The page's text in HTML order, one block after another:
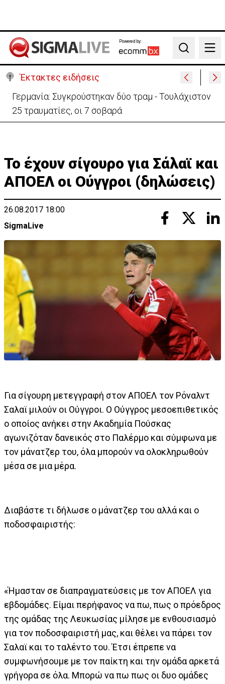
Powered by:
Search
Έκτακτες ειδήσεις
Γερμανία: Συγκρούστηκαν δύο τραμ - Τουλάχιστον
25 τραυματίες, οι 7 σοβαρά
Το έχουν σίγουρο για Σάλαϊ και
ΑΠΟΕΛ οι Ούγγροι (δηλώσεις)
26.08.2017 18:00
SigmaLive
Για σίγουρη μετεγγραφή στον ΑΠΟΕΛ τον Ρόναλντ
Σαλαϊ μιλούν οι Ούγγροι. Ο Ούγγρος μεσοεπιθετικός
ο οποίος ανήκει στην Ακαδημία Πούσκας
αγωνιζόταν δανεικός στο Παλέρμο και σύμφωνα με
τον μάνατζερ του, όλα μπορούν να ολοκληρωθούν
μέσα σε μια μέρα.
Διαβάστε τι δήλωσε ο μάνατζερ του αλλά και ο
ποδοσφαιριστής:
«Ήμασταν σε διαπραγματεύσεις με τον ΑΠΟΕΛ για
εβδομάδες. Είμαι περήφανος να πω, πως ο πρόεδρος
της ομάδας της Λευκωσίας μίλησε με ενθουσιασμό
για τον ποδοσφαιριστή μας, και θέλει να πάρει τον
Σαλαϊ και το ταλέντο του. Έτσι έπρεπε να
συμφωνήσουμε με τον παίκτη και την ομάδα αρκετά
γρήγορα σε όλα. Μπορώ να πω πως οι δυο ομάδες